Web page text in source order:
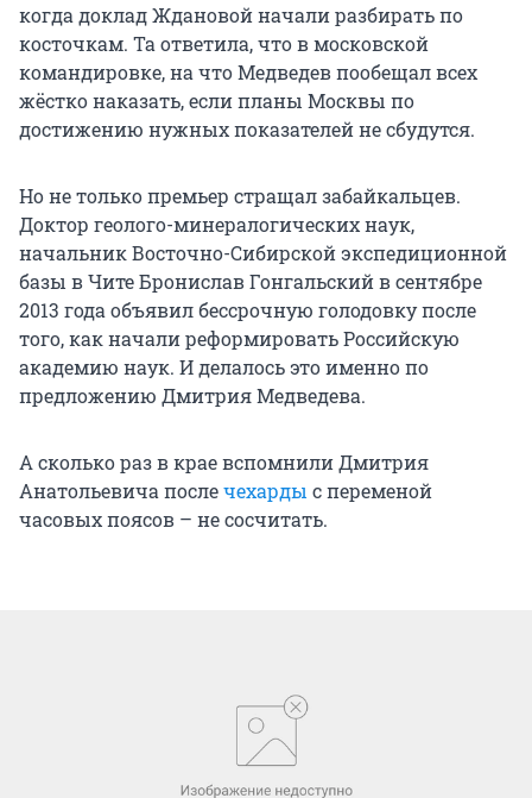
когда доклад Ждановой начали разбирать по
косточкам. Та ответила, что в московской
командировке, на что Медведев пообещал всех
жёстко наказать, если планы Москвы по
достижению нужных показателей не сбудутся.
Но не только премьер стращал забайкальцев.
Доктор геолого-минералогических наук,
начальник Восточно-Сибирской экспедиционной
базы в Чите Бронислав Гонгальский в сентябре
2013 года объявил бессрочную голодовку после
того, как начали реформировать Российскую
академию наук. И делалось это именно по
предложению Дмитрия Медведева.
А сколько раз в крае вспомнили Дмитрия
Анатольевича послечехарды с переменой
часовых поясов – не сосчитать.